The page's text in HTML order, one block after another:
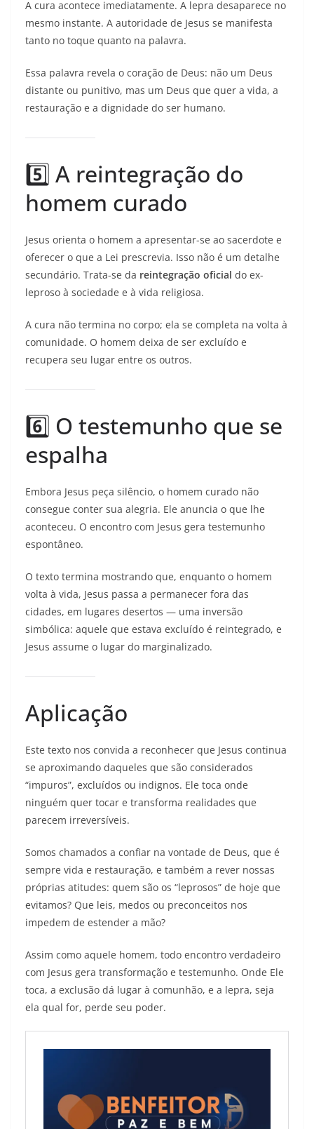
A cura acontece imediatamente. A lepra desaparece no
mesmo instante. A autoridade de Jesus se manifesta
tanto no toque quanto na palavra.
Essa palavra revela o coração de Deus: não um Deus
distante ou punitivo, mas um Deus que quer a vida, a
restauração e a dignidade do ser humano.
5️⃣ A reintegração do
homem curado
Jesus orienta o homem a apresentar-se ao sacerdote e
oferecer o que a Lei prescrevia. Isso não é um detalhe
secundário. Trata-se da reintegração oficial do ex-
leproso à sociedade e à vida religiosa.
A cura não termina no corpo; ela se completa na volta à
comunidade. O homem deixa de ser excluído e
recupera seu lugar entre os outros.
6️⃣ O testemunho que se
espalha
Embora Jesus peça silêncio, o homem curado não
consegue conter sua alegria. Ele anuncia o que lhe
aconteceu. O encontro com Jesus gera testemunho
espontâneo.
O texto termina mostrando que, enquanto o homem
volta à vida, Jesus passa a permanecer fora das
cidades, em lugares desertos — uma inversão
simbólica: aquele que estava excluído é reintegrado, e
Jesus assume o lugar do marginalizado.
Aplicação
Este texto nos convida a reconhecer que Jesus continua
se aproximando daqueles que são considerados
“impuros”, excluídos ou indignos. Ele toca onde
ninguém quer tocar e transforma realidades que
parecem irreversíveis.
Somos chamados a confiar na vontade de Deus, que é
sempre vida e restauração, e também a rever nossas
próprias atitudes: quem são os “leprosos” de hoje que
evitamos? Que leis, medos ou preconceitos nos
impedem de estender a mão?
Assim como aquele homem, todo encontro verdadeiro
com Jesus gera transformação e testemunho. Onde Ele
toca, a exclusão dá lugar à comunhão, e a lepra, seja
ela qual for, perde seu poder.